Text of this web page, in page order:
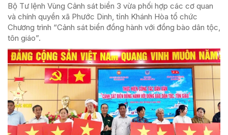
Bộ Tư lệnh Vùng Cảnh sát biển 3 vừa phối hợp các cơ quan
và chính quyền xã Phước Dinh, tỉnh Khánh Hòa tổ chức
Chương trình “Cảnh sát biển đồng hành với đồng bào dân tộc,
tôn giáo”.